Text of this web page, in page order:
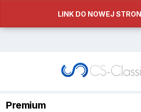
LINK DO NOWEJ
Premium